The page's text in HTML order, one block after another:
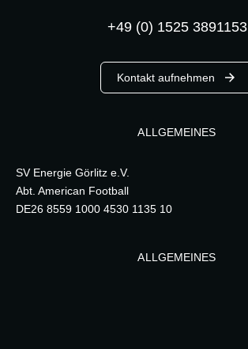
+49 (0) 1525 3891153
Kontakt aufnehmen
ALLGEMEINES
SV Energie Görlitz e.V.
Abt. American Football
DE26 8559 1000 4530 1135 10
ALLGEMEINES